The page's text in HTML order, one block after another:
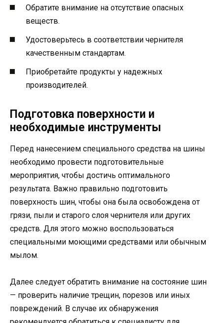
Обратите внимание на отсутствие опасных
веществ.
Удостоверьтесь в соответствии чернителя
качественным стандартам.
Приобретайте продукты у надежных
производителей.
Подготовка поверхности и
необходимые инструменты
Перед нанесением специального средства на шины
необходимо провести подготовительные
мероприятия, чтобы достичь оптимального
результата. Важно правильно подготовить
поверхность шин, чтобы она была освобождена от
грязи, пыли и старого слоя чернителя или других
средств. Для этого можно воспользоваться
специальными моющими средствами или обычным
мылом.
Далее следует обратить внимание на состояние шин
— проверить наличие трещин, порезов или иных
повреждений. В случае их обнаружения